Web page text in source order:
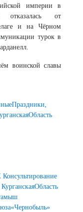
империи в
отказалась от
и на Чёрном
турок в
воинской славы
Консультирование
КурганскаяОбласть